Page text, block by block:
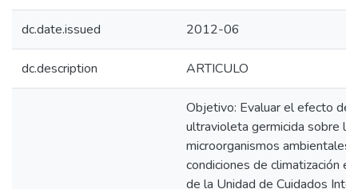
dc.date.issued 2012-06
dc.description ARTICULO
Objetivo: Evaluar el efecto de
ultravioleta germicida sobre
microorganismos ambientales
condiciones de climatización
de la Unidad de Cuidados